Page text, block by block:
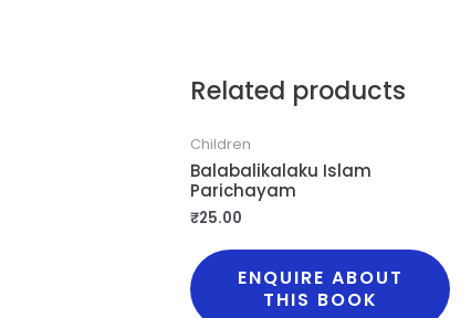
Related products
Children
Balabalikalaku Islam
Parichayam
₹25.00
ENQUIRE ABOUT
THIS BOOK